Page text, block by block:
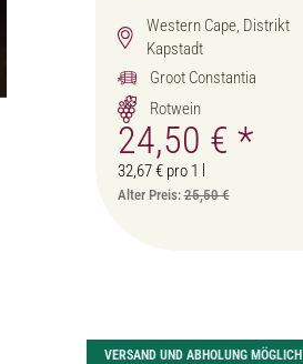
Western Cape, Distrikt
Kapstadt
Groot Constantia
Rotwein
24,50 € *
32,67 € pro 1 l
Alter Preis:25,50 €
VERSAND UND ABHOLUNG MÖGLICH